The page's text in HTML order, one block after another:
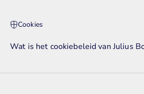
Cookies
Wat is het cookiebeleid van Julius